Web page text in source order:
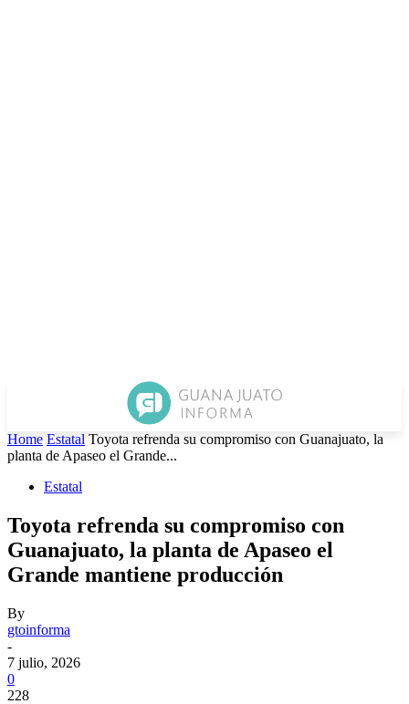
Home Estatal Toyota refrenda su compromiso con Guanajuato, la
planta de Apaseo el Grande...
Estatal
Toyota refrenda su compromiso con
Guanajuato, la planta de Apaseo el
Grande mantiene producción
By
gtoinforma
-
7 julio, 2026
0
228